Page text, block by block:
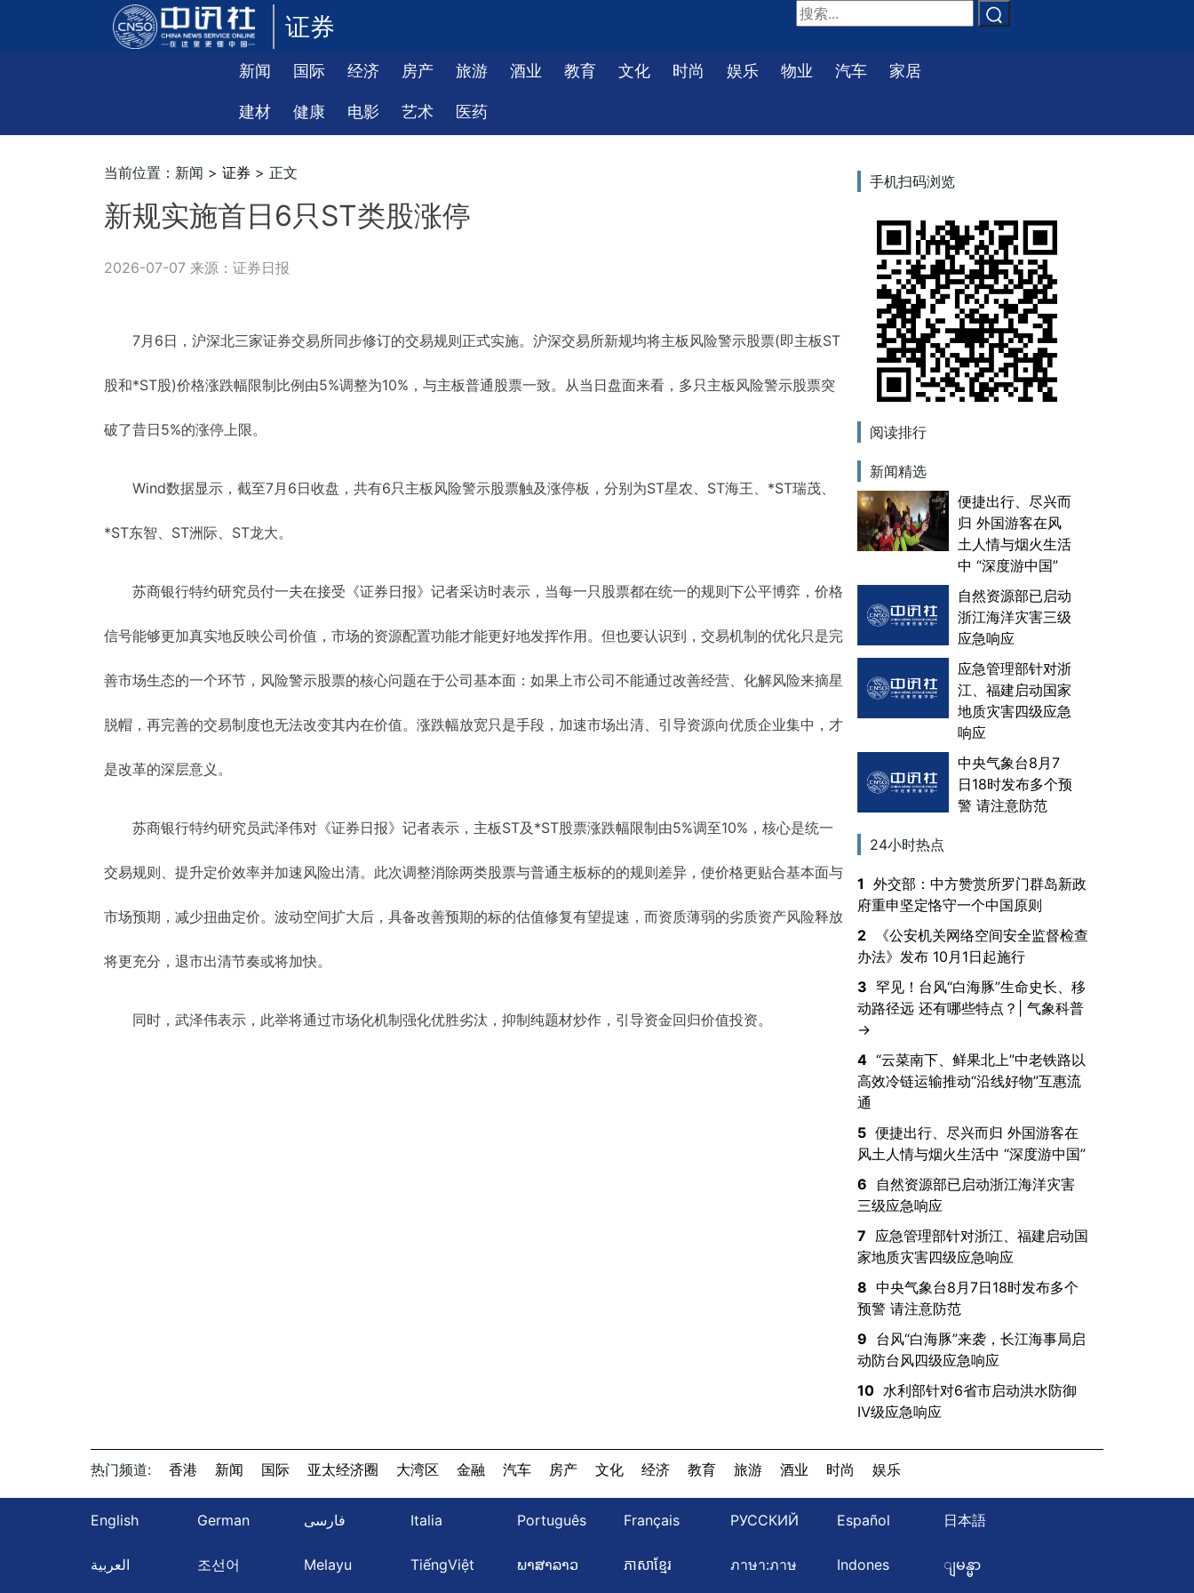
证券
新闻 国际 经济 房产 旅游 酒业 教育 文化 时尚 娱乐 物业 汽车 家居
建材 健康 电影 艺术 医药
当前位置：新闻 > 证券 > 正文
新规实施首日6只ST类股涨停
2026-07-07 来源：证券日报
7月6日，沪深北三家证券交易所同步修订的交易规则正式实施。沪深交易所新规均将主板风险警示股票(即主板ST
股和*ST股)价格涨跌幅限制比例由5%调整为10%，与主板普通股票一致。从当日盘面来看，多只主板风险警示股票突
破了昔日5%的涨停上限。
Wind数据显示，截至7月6日收盘，共有6只主板风险警示股票触及涨停板，分别为ST星农、ST海王、*ST瑞茂、
*ST东智、ST洲际、ST龙大。
苏商银行特约研究员付一夫在接受《证券日报》记者采访时表示，当每一只股票都在统一的规则下公平博弈，价格
信号能够更加真实地反映公司价值，市场的资源配置功能才能更好地发挥作用。但也要认识到，交易机制的优化只是完
善市场生态的一个环节，风险警示股票的核心问题在于公司基本面：如果上市公司不能通过改善经营、化解风险来摘星
脱帽，再完善的交易制度也无法改变其内在价值。涨跌幅放宽只是手段，加速市场出清、引导资源向优质企业集中，才
是改革的深层意义。
苏商银行特约研究员武泽伟对《证券日报》记者表示，主板ST及*ST股票涨跌幅限制由5%调至10%，核心是统一
交易规则、提升定价效率并加速风险出清。此次调整消除两类股票与普通主板标的的规则差异，使价格更贴合基本面与
市场预期，减少扭曲定价。波动空间扩大后，具备改善预期的标的估值修复有望提速，而资质薄弱的劣质资产风险释放
将更充分，退市出清节奏或将加快。
同时，武泽伟表示，此举将通过市场化机制强化优胜劣汰，抑制纯题材炒作，引导资金回归价值投资。
手机扫码浏览
阅读排行
新闻精选
便捷出行、尽兴而
归 外国游客在风
土人情与烟火生活
中 “深度游中国”
自然资源部已启动
浙江海洋灾害三级
应急响应
应急管理部针对浙
江、福建启动国家
地质灾害四级应急
响应
中央气象台8月7
日18时发布多个预
警 请注意防范
24小时热点
1 外交部：中方赞赏所罗门群岛新政
府重申坚定恪守一个中国原则
2
《公安机关网络空间安全监督检查
办法》发布 10月1日起施行
3 罕见！台风“白海豚”生命史长、移
动路径远 还有哪些特点？| 气象科普
→
4 “云菜南下、鲜果北上”中老铁路以
高效冷链运输推动“沿线好物”互惠流
通
5 便捷出行、尽兴而归 外国游客在
风土人情与烟火生活中 “深度游中国”
6
自然资源部已启动浙江海洋灾害
三级应急响应
7 应急管理部针对浙江、福建启动国
家地质灾害四级应急响应
8 中央气象台8月7日18时发布多个
预警 请注意防范
9 台风“白海豚”来袭，长江海事局启
动防台风四级应急响应
10 水利部针对6省市启动洪水防御
Ⅳ级应急响应
热门频道: 香港 新闻 国际 亚太经济圈 大湾区 金融 汽车 房产 文化 经济 教育 旅游 酒业 时尚 娱乐
English German فارسی Italia Português Français РУССКИЙ Español 日本語
العربية 조선어 Melayu TiếngViệt ພາສາລາວ ភាសាខ្មែរ ภาษา:ภาษ Indones ျမန္မာ